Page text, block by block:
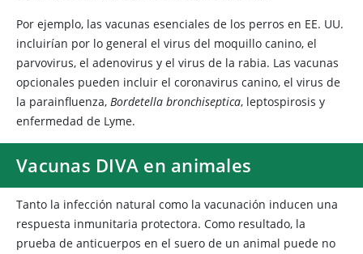
Por ejemplo, las vacunas esenciales de los perros en EE. UU.
incluirían por lo general el virus del moquillo canino, el
parvovirus, el adenovirus y el virus de la rabia. Las vacunas
opcionales pueden incluir el coronavirus canino, el virus de
la parainfluenza, Bordetella bronchiseptica, leptospirosis y
enfermedad de Lyme.
Vacunas DIVA en animales
Tanto la infección natural como la vacunación inducen una
respuesta inmunitaria protectora. Como resultado, la
prueba de anticuerpos en el suero de un animal puede no